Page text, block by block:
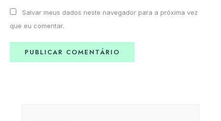
Salvar meus dados neste navegador para a próxima vez
que eu comentar.